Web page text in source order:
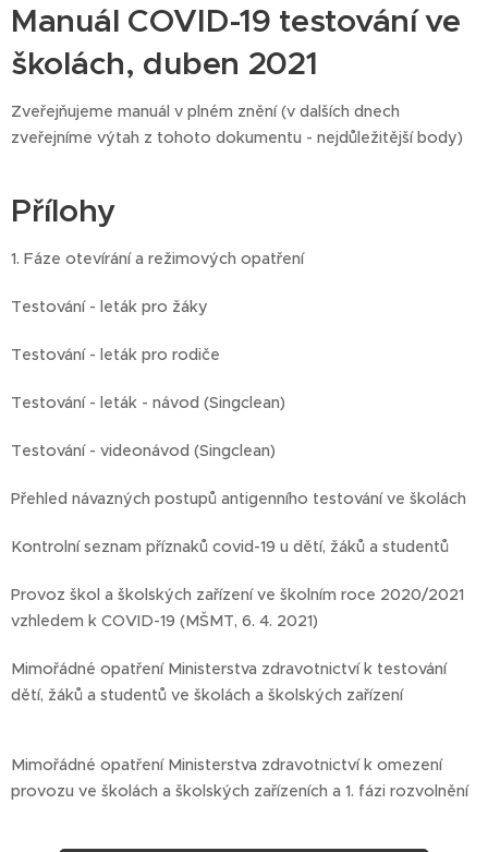
Manuál COVID-19 testování ve
školách, duben 2021
Zveřejňujeme manuál v plném znění (v dalších dnech
zveřejníme výtah z tohoto dokumentu - nejdůležitější body)
Přílohy
1. Fáze otevírání a režimových opatření
Testování - leták pro žáky
Testování - leták pro rodiče
Testování - leták - návod (Singclean)
Testování - videonávod (Singclean)
Přehled návazných postupů antigenního testování ve školách
Kontrolní seznam příznaků covid-19 u dětí, žáků a studentů
Provoz škol a školských zařízení ve školním roce 2020/2021
vzhledem k COVID-19 (MŠMT, 6. 4. 2021)
Mimořádné opatření Ministerstva zdravotnictví k testování
dětí, žáků a studentů ve školách a školských zařízení
Mimořádné opatření Ministerstva zdravotnictví k omezení
provozu ve školách a školských zařízeních a 1. fázi rozvolnění